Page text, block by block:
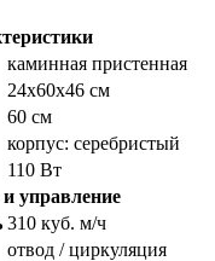
каминная пристенная
24х60х46 см
60 см
корпус: серебристый
110 Вт
управление
310 куб. м/ч
отвод / циркуляция